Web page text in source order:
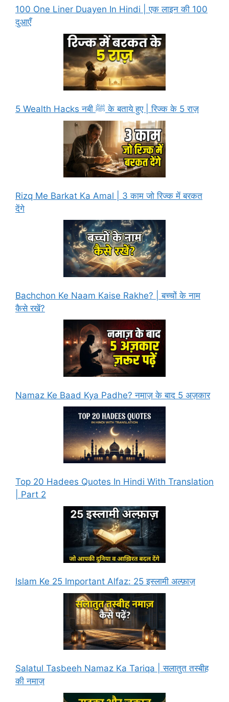
100 One Liner Duayen In Hindi | एक लाइन की 100
दुआएँ
5 Wealth Hacks नबी ﷺ के बताये हुए | रिज्क के 5 राज़
Rizq Me Barkat Ka Amal | 3 काम जो रिज्क में बरकत
देंगे
Bachchon Ke Naam Kaise Rakhe? | बच्चों के नाम
कैसे रखें?
Namaz Ke Baad Kya Padhe? नमाज़ के बाद 5 अज़कार
Top 20 Hadees Quotes In Hindi With Translation
| Part 2
Islam Ke 25 Important Alfaz: 25 इस्लामी अल्फ़ाज़
Salatul Tasbeeh Namaz Ka Tariqa | सलातुत तस्बीह
की नमाज़